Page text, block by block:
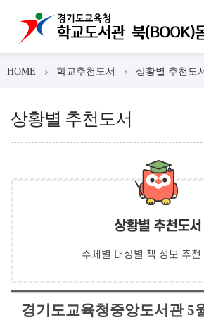
HOME 학교추천도서 상황별 추천도
상황별 추천도서
상황별 추천도서
주제별 대상별 책 정보 추천
경기도교육청중앙도서관 5